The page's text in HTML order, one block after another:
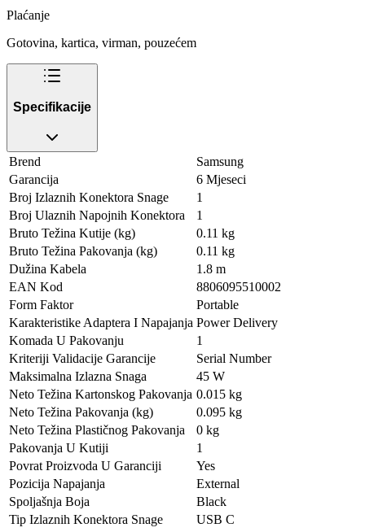
Plaćanje
Gotovina, kartica, virman, pouzećem
Specifikacije
Brend
Samsung
Garancija
6 Mjeseci
Broj Izlaznih Konektora Snage
1
Broj Ulaznih Napojnih Konektora
1
Bruto Težina Kutije (kg)
0.11 kg
Bruto Težina Pakovanja (kg)
0.11 kg
Dužina Kabela
1.8 m
EAN Kod
8806095510002
Form Faktor
Portable
Karakteristike Adaptera I Napajanja Power Delivery
Komada U Pakovanju
1
Kriteriji Validacije Garancije
Serial Number
Maksimalna Izlazna Snaga
45 W
Neto Težina Kartonskog Pakovanja 0.015 kg
Neto Težina Pakovanja (kg)
0.095 kg
Neto Težina Plastičnog Pakovanja
0 kg
Pakovanja U Kutiji
1
Povrat Proizvoda U Garanciji
Yes
Pozicija Napajanja
External
Spoljašnja Boja
Black
Tip Izlaznih Konektora Snage
USB C